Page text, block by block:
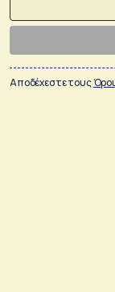
Αποδέχεστε τους